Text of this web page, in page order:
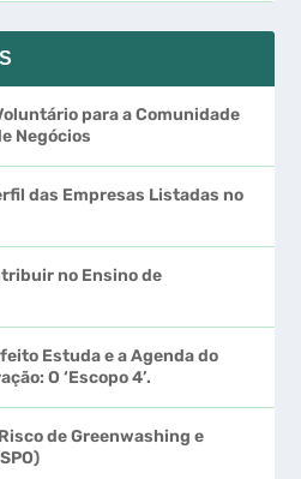
para a Comunidade
Negócios
das Empresas Listadas no
no Ensino de
Estuda e a Agenda do
O ‘Escopo 4’.
de Greenwashing e